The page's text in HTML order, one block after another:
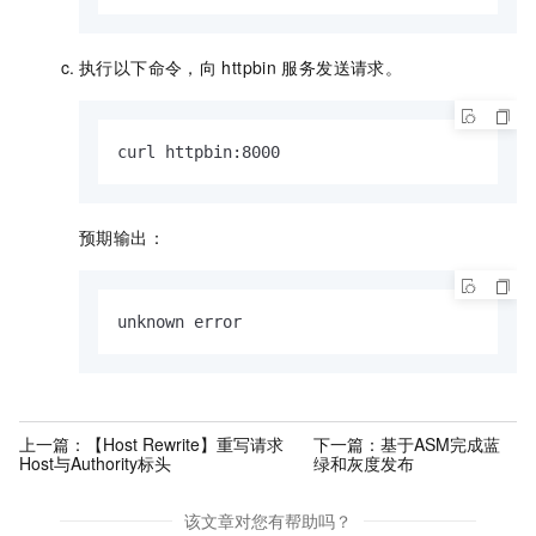
执行以下命令，向 httpbin 服务发送请求。
curl httpbin:8000
预期输出：
unknown error
上一篇：
【Host Rewrite】重写请求
Host与Authority标头
下一篇：基于ASM完成蓝
绿和灰度发布
该文章对您有帮助吗？